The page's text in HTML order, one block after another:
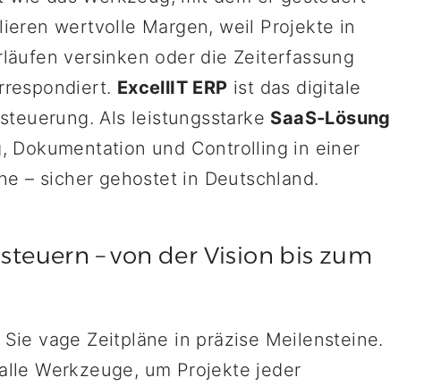
wertvolle Margen, weil Projekte in
versinken oder die Zeiterfassung
ExcellIT ERP ist das digitale
Als leistungsstarke SaaS-Lösung
Dokumentation und Controlling in einer
– sicher gehostet in Deutschland.
– von der Vision bis zum
vage Zeitpläne in präzise Meilensteine.
Werkzeuge, um Projekte jeder